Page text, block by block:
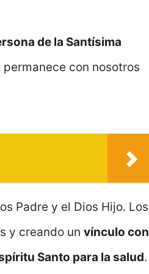
de la Santísima
con nosotros
Padre y el Dios Hijo. Los
y creando un vínculo con
Santo para la salud.